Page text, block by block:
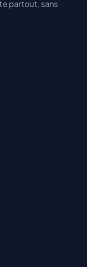
partout, sans